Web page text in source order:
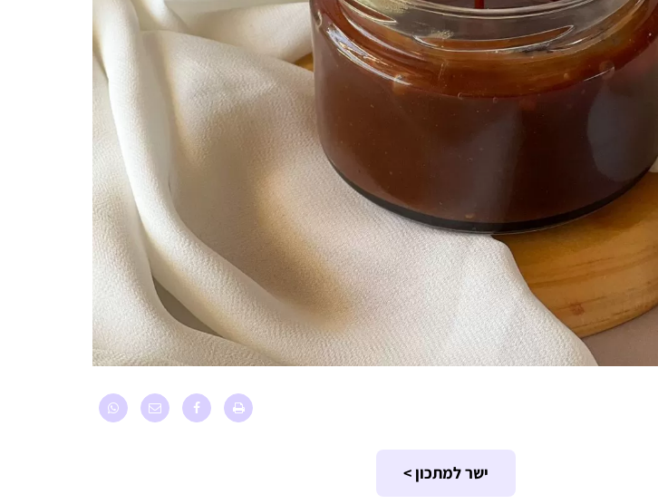
ישר למתכון >